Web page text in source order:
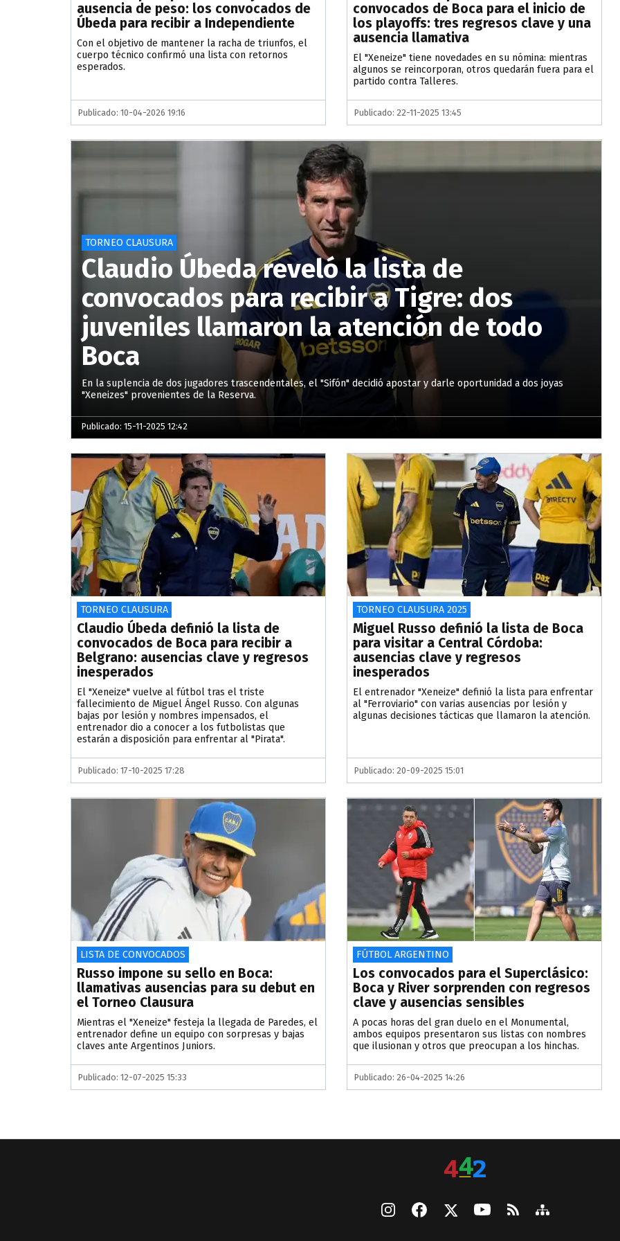
ausencia de peso: los convocados de
Úbeda para recibir a Independiente
Con el objetivo de mantener la racha de triunfos, el
cuerpo técnico confirmó una lista con retornos
esperados.
Publicado: 10-04-2026 19:16
convocados de Boca para el inicio de
los playoffs: tres regresos clave y una
ausencia llamativa
El "Xeneize" tiene novedades en su nómina: mientras
algunos se reincorporan, otros quedarán fuera para el
partido contra Talleres.
Publicado: 22-11-2025 13:45
TORNEO CLAUSURA
Claudio Úbeda reveló la lista de
convocados para recibir a Tigre: dos
juveniles llamaron la atención de todo
Boca
En la suplencia de dos jugadores trascendentales, el "Sifón" decidió apostar y darle oportunidad a dos joyas
"Xeneizes" provenientes de la Reserva.
Publicado: 15-11-2025 12:42
TORNEO CLAUSURA
Claudio Úbeda definió la lista de
convocados de Boca para recibir a
Belgrano: ausencias clave y regresos
inesperados
El "Xeneize" vuelve al fútbol tras el triste
fallecimiento de Miguel Ángel Russo. Con algunas
bajas por lesión y nombres impensados, el
entrenador dio a conocer a los futbolistas que
estarán a disposición para enfrentar al "Pirata".
Publicado: 17-10-2025 17:28
TORNEO CLAUSURA 2025
Miguel Russo definió la lista de Boca
para visitar a Central Córdoba:
ausencias clave y regresos
inesperados
El entrenador "Xeneize" definió la lista para enfrentar
al "Ferroviario" con varias ausencias por lesión y
algunas decisiones tácticas que llamaron la atención.
Publicado: 20-09-2025 15:01
LISTA DE CONVOCADOS
Russo impone su sello en Boca:
llamativas ausencias para su debut en
el Torneo Clausura
Mientras el "Xeneize" festeja la llegada de Paredes, el
entrenador define un equipo con sorpresas y bajas
claves ante Argentinos Juniors.
Publicado: 12-07-2025 15:33
FÚTBOL ARGENTINO
Los convocados para el Superclásico:
Boca y River sorprenden con regresos
clave y ausencias sensibles
A pocas horas del gran duelo en el Monumental,
ambos equipos presentaron sus listas con nombres
que ilusionan y otros que preocupan a los hinchas.
Publicado: 26-04-2025 14:26